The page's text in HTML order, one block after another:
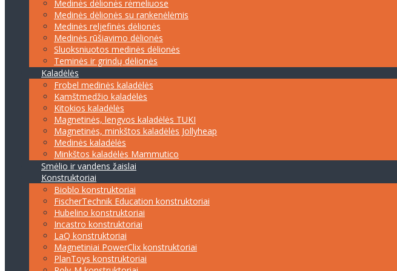
Medinės dėlionės rėmeliuose
Medinės dėlionės su rankenėlėmis
Medinės reljefinės dėlionės
Medinės rūšiavimo dėlionės
Sluoksniuotos medinės dėlionės
Teminės ir grindų dėlionės
Kaladėlės
Frobel medinės kaladėlės
Kamštmedžio kaladėlės
Kitokios kaladėlės
Magnetinės, lengvos kaladėlės TUKI
Magnetinės, minkštos kaladėlės Jollyheap
Medinės kaladėlės
Minkštos kaladėlės Mammutico
Smėlio ir vandens žaislai
Konstruktoriai
Bioblo konstruktoriai
FischerTechnik Education konstruktoriai
Hubelino konstruktoriai
Incastro konstruktoriai
LaQ konstruktoriai
Magnetiniai PowerClix konstruktoriai
PlanToys konstruktoriai